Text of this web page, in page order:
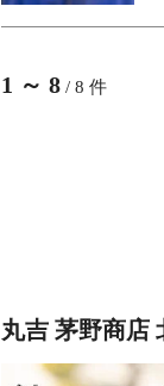
1 ～ 8 / 8 件
丸吉 茅野商店